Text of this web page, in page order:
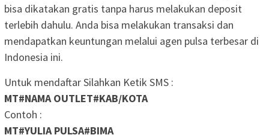
bisa dikatakan gratis tanpa harus melakukan deposit
terlebih dahulu. Anda bisa melakukan transaksi dan
mendapatkan keuntungan melalui agen pulsa terbesar di
Indonesia ini.
Untuk mendaftar Silahkan Ketik SMS :
MT#NAMA OUTLET#KAB/KOTA
Contoh :
MT#YULIA PULSA#BIMA